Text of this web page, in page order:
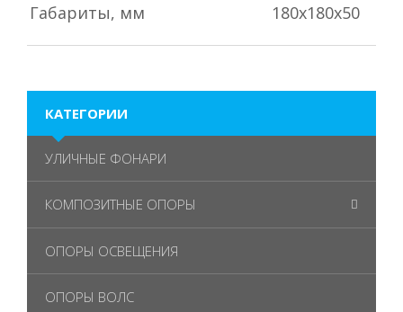
Габариты, мм
180х180х50
КАТЕГОРИИ
УЛИЧНЫЕ ФОНАРИ
КОМПОЗИТНЫЕ ОПОРЫ
ОПОРЫ ОСВЕЩЕНИЯ
ОПОРЫ ВОЛС